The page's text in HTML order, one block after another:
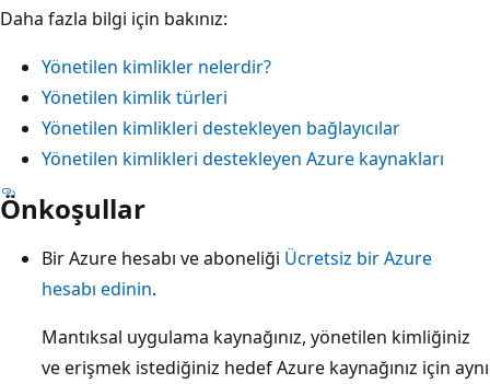
Daha fazla bilgi için bakınız:
Yönetilen kimlikler nelerdir?
Yönetilen kimlik türleri
Yönetilen kimlikleri destekleyen bağlayıcılar
Yönetilen kimlikleri destekleyen Azure kaynakları
Önkoşullar
Bir Azure hesabı ve aboneliği Ücretsiz bir Azure
hesabı edinin.
Mantıksal uygulama kaynağınız, yönetilen kimliğiniz
ve erişmek istediğiniz hedef Azure kaynağınız için aynı